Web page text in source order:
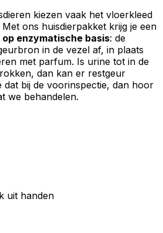
kiezen vaak het vloerkleed
ons huisdierpakket krijg je een
enzymatische basis: de
in de vezel af, in plaats
met parfum. Is urine tot in de
dan kan er restgeur
dat bij de voorinspectie, dan hoor
we behandelen.
uit handen